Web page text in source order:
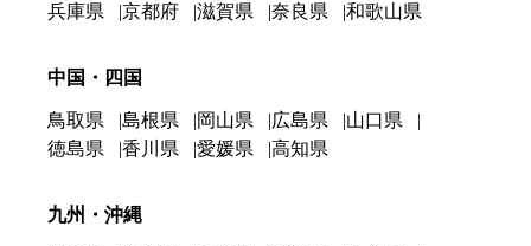
兵庫県
京都府 滋賀県 奈良県 和歌山県
中国・四国
鳥取県 島根県 岡山県 広島県
山口県
徳島県
香川県 愛媛県 高知県
九州・沖縄